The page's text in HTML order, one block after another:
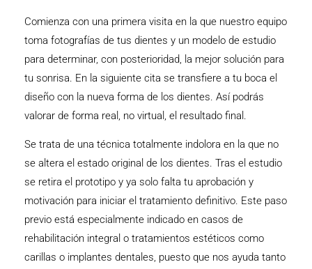
Comienza con una primera visita en la que nuestro equipo
toma fotografías de tus dientes y un modelo de estudio
para determinar, con posterioridad, la mejor solución para
tu sonrisa. En la siguiente cita se transfiere a tu boca el
diseño con la nueva forma de los dientes. Así podrás
valorar de forma real, no virtual, el resultado final.
Se trata de una técnica totalmente indolora en la que no
se altera el estado original de los dientes. Tras el estudio
se retira el prototipo y ya solo falta tu aprobación y
motivación para iniciar el tratamiento definitivo. Este paso
previo está especialmente indicado en casos de
rehabilitación integral o tratamientos estéticos como
carillas o implantes dentales, puesto que nos ayuda tanto